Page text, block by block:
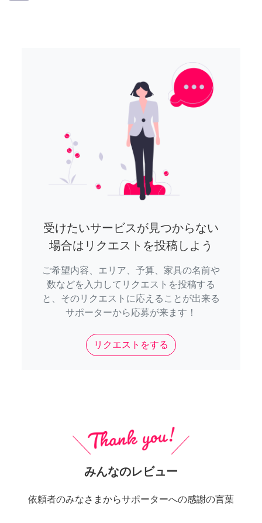
受けたいサービスが見つからない
場合はリクエストを投稿しよう
ご希望内容、エリア、予算、家具の名前や
数などを入力してリクエストを投稿する
と、そのリクエストに応えることが出来る
サポーターから応募が来ます！
リクエストをする
みんなのレビュー
依頼者のみなさまからサポーターへの感謝の言葉